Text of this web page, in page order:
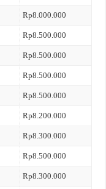
Rp8.000.000
Rp8.500.000
Rp8.500.000
Rp8.500.000
Rp8.500.000
Rp8.200.000
Rp8.300.000
Rp8.500.000
Rp8.300.000